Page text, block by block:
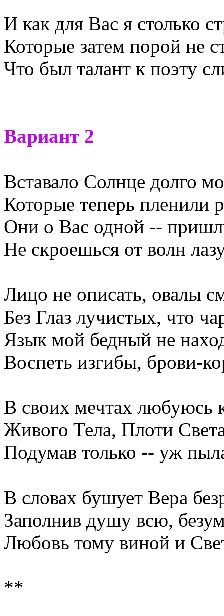
И как для Вас я столько
Которые затем порой не
Что был талант к поэту
Вариант 2
Вставало Солнце долго
Которые теперь пленили
Они о Вас одной --
Не скроешься от волн
Лицо не описать, овалы
Без Глаз лучистых, что
Язык мой бедный не
Воспеть изгибы, брови-
В своих мечтах любуюсь
Живого Тела, Плоти
Подумав только -- уж
В словах бушует Вера
Заполнив душу всю,
Любовь тому виной и
**